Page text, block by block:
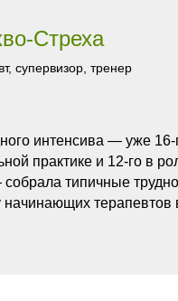
Стреха
супервизор, тренер
интенсива — уже 16-
практике и 12-го в
типичные
терапевтов